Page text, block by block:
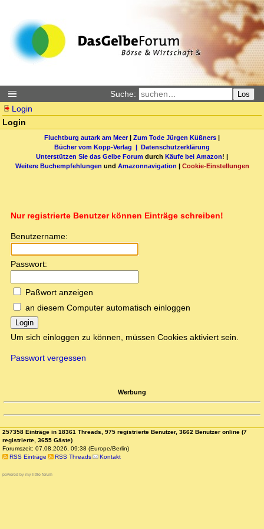
Suche: Los
Login
Login
Fluchtburg autark am Meer| Zum Tode Jürgen Küßners |
Bücher vom Kopp-Verlag | Datenschutzerklärung
Unterstützen Sie das Gelbe Forum durch Käufe bei Amazon! |
Weitere Buchempfehlungen und Amazonnavigation | Cookie-Einstellungen
Nur registrierte Benutzer können Einträge schreiben!
Benutzername:
Passwort:
Paßwort anzeigen
an diesem Computer automatisch einloggen
Login
Um sich einloggen zu können, müssen Cookies aktiviert sein.
Passwort vergessen
Werbung
257358 Einträge in 18361 Threads, 975 registrierte Benutzer, 3662 Benutzer online (7
registrierte, 3655 Gäste)
Forumszeit: 07.08.2026, 09:38 (Europe/Berlin)
RSS Einträge
RSS Threads Kontakt
powered by my little forum